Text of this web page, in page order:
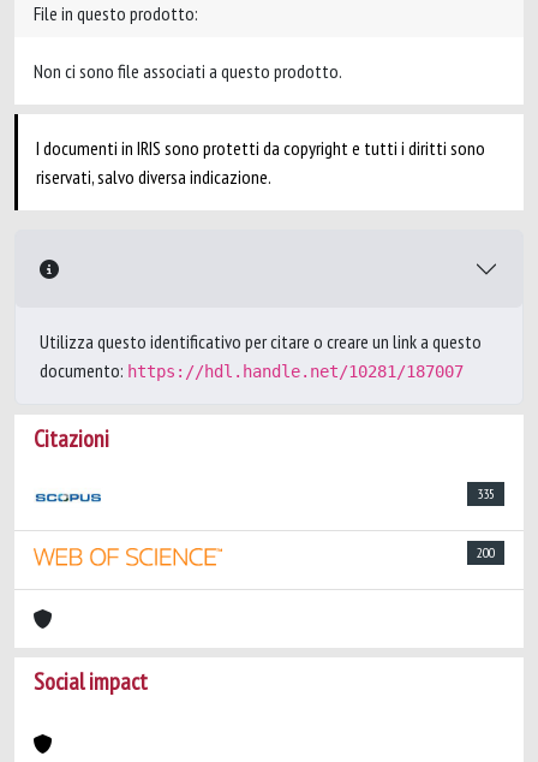
File in questo prodotto:
Non ci sono file associati a questo prodotto.
I documenti in IRIS sono protetti da copyright e tutti i diritti sono
riservati, salvo diversa indicazione.
Utilizza questo identificativo per citare o creare un link a questo
documento: https://hdl.handle.net/10281/187007
Citazioni
335
200
Social impact